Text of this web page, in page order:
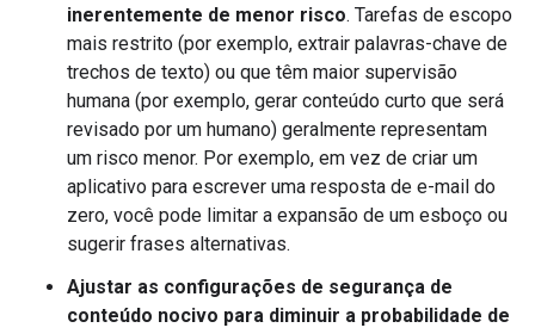
inerentemente de menor risco. Tarefas de escopo
mais restrito (por exemplo, extrair palavras-chave de
trechos de texto) ou que têm maior supervisão
humana (por exemplo, gerar conteúdo curto que será
revisado por um humano) geralmente representam
um risco menor. Por exemplo, em vez de criar um
aplicativo para escrever uma resposta de e-mail do
zero, você pode limitar a expansão de um esboço ou
sugerir frases alternativas.
Ajustar as configurações de segurança de
conteúdo nocivo para diminuir a probabilidade de